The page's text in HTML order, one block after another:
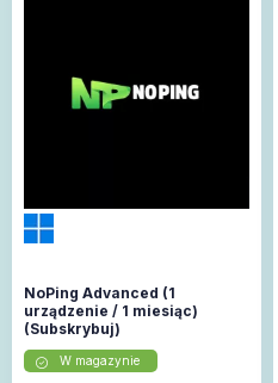
NoPing Advanced (1
urządzenie / 1 miesiąc)
(Subskrybuj)
W magazynie